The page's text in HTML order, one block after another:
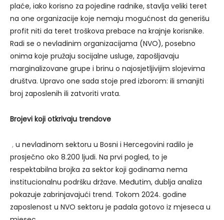
plaće, iako korisno za pojedine radnike, stavlja veliki teret
na one organizacije koje nemaju mogućnost da generišu
profit niti da teret troškova prebace na krajnje korisnike.
Radi se o nevladinim organizacijama (NVO), posebno
onima koje pružaju socijalne usluge, zapošljavaju
marginalizovane grupe i brinu o najosjetljivijim slojevima
društva. Upravo one sada stoje pred izborom: ili smanjiti
broj zaposlenih ili zatvoriti vrata.
Brojevi koji otkrivaju trendove
, u nevladinom sektoru u Bosni i Hercegovini radilo je
prosječno oko 8.200 ljudi. Na prvi pogled, to je
respektabilna brojka za sektor koji godinama nema
institucionalnu podršku države. Međutim, dublja analiza
pokazuje zabrinjavajući trend. Tokom 2024. godine
zaposlenost u NVO sektoru je padala gotovo iz mjeseca u